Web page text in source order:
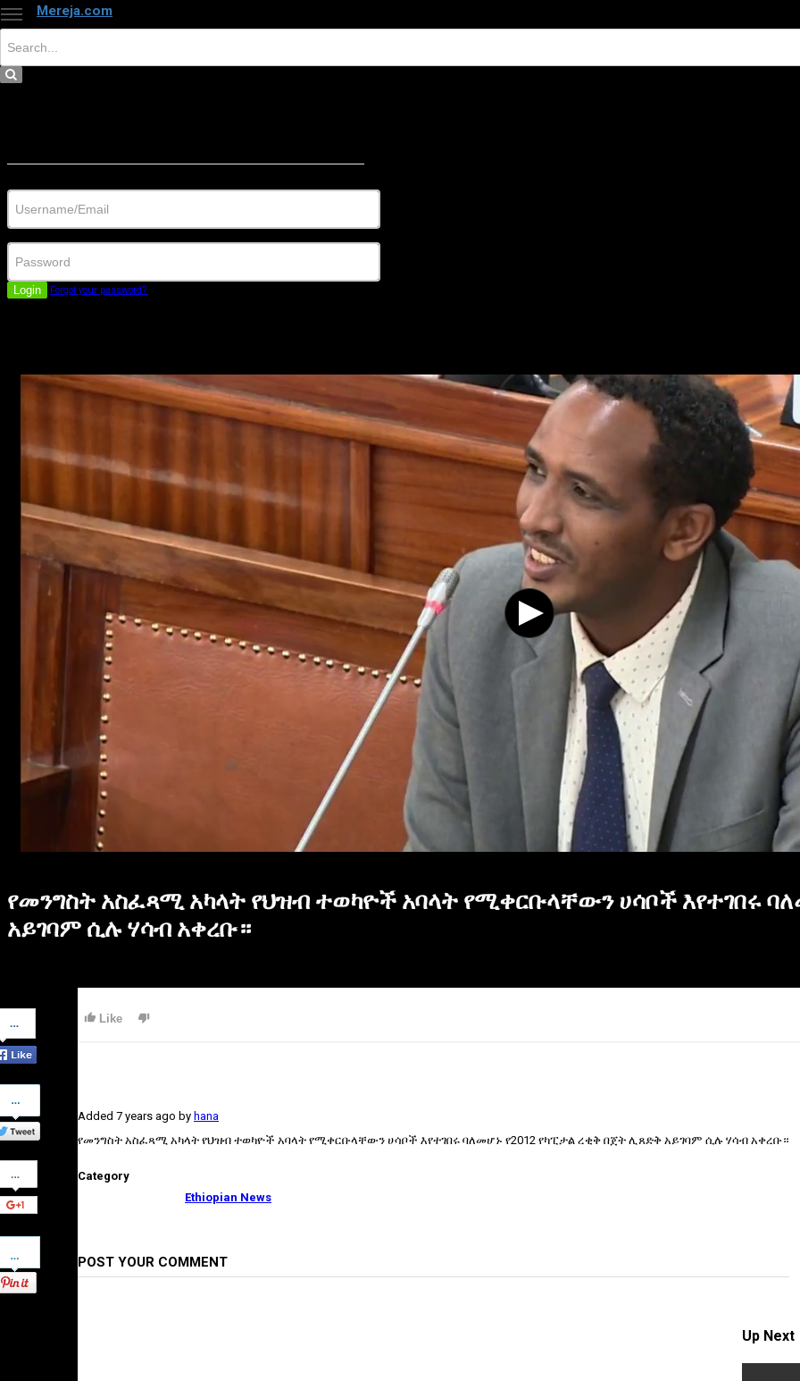
Mereja.com
Login Forgot your password?
የመንግስት አስፈጻሚ አካላት የህዝብ ተወካዮች አባላት የሚቀርቡላቸውን ሀሳቦች እየተገበሩ
አይገባም ሲሉ ሃሳብ አቀረቡ።
on
Facebook
Share
on
Twitter
Share
on
Google+
Pinterest
Like
Added 7 years ago by hana
የመንግስት አስፈጻሚ አካላት የህዝብ ተወካዮች አባላት የሚቀርቡላቸውን ሀሳቦች እየተገበሩ ባለመሆኑ የ2012 የካፒታል ረቂቅ በጀት ሊጸድቅ አይገባም ሲሉ ሃሳብ አቀረቡ።
Category
Ethiopian News
POST YOUR COMMENT
Up Next